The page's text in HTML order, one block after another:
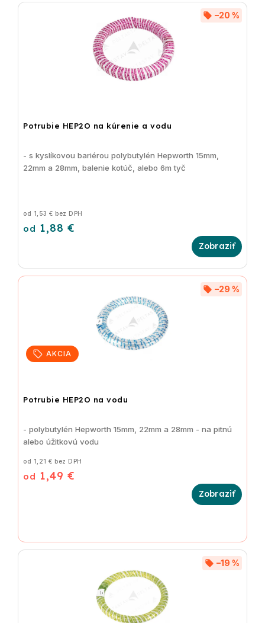
Potrubie HEP2O na kúrenie a vodu
–20 %
od 1,53 € bez DPH
od 1,88 €
- s kyslíkovou bariérou polybutylén Hepworth 15mm,
22mm a 28mm, balenie kotúč, alebo 6m tyč
AKCIA
Potrubie HEP2O na vodu
–29 %
od 1,21 € bez DPH
od 1,49 €
- polybutylén Hepworth 15mm, 22mm a 28mm - na pitnú
alebo úžitkovú vodu
–19 %